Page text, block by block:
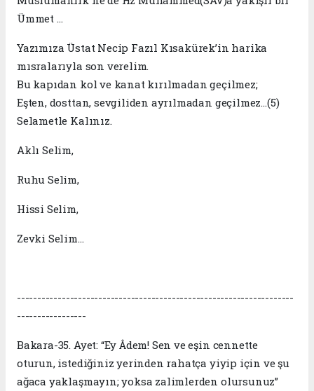
Ümmet …
Yazımıza Üstat Necip Fazıl Kısakürek’in harika
mısralarıyla son verelim.
Bu kapıdan kol ve kanat kırılmadan geçilmez;
Eşten, dosttan, sevgiliden ayrılmadan geçilmez…(5)
Selametle Kalınız.
Aklı Selim,
Ruhu Selim,
Hissi Selim,
Zevki Selim…
--------------------------------------------------------------------
-----------------
Bakara-35. Ayet: “Ey Âdem! Sen ve eşin cennette
oturun, istediğiniz yerinden rahatça yiyip için ve şu
ağaca yaklaşmayın; yoksa zalimlerden olursunuz”